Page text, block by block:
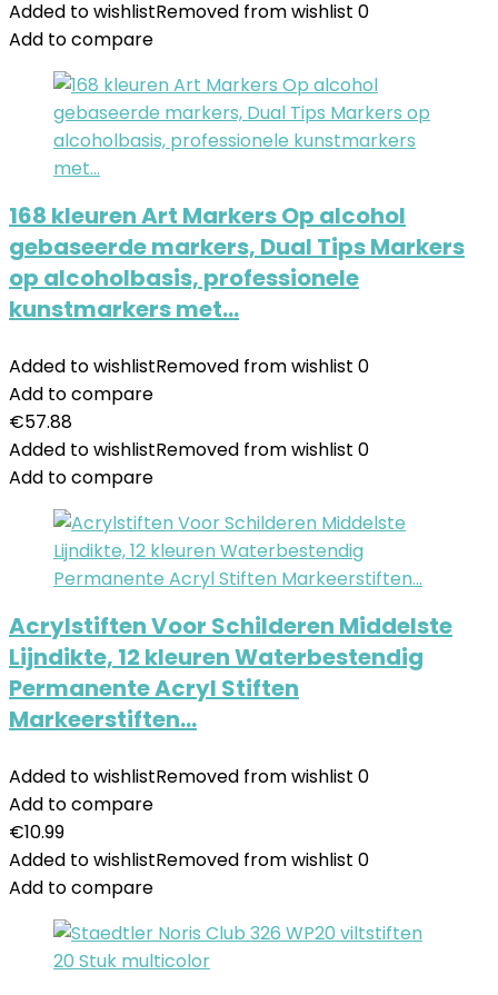
Added to wishlistRemoved from wishlist 0
Add to compare
168 kleuren Art Markers Op alcohol
gebaseerde markers, Dual Tips Markers
op alcoholbasis, professionele
kunstmarkers met…
Added to wishlistRemoved from wishlist 0
Add to compare
€57.88
Added to wishlistRemoved from wishlist 0
Add to compare
Acrylstiften Voor Schilderen Middelste
Lijndikte, 12 kleuren Waterbestendig
Permanente Acryl Stiften
Markeerstiften…
Added to wishlistRemoved from wishlist 0
Add to compare
€10.99
Added to wishlistRemoved from wishlist 0
Add to compare